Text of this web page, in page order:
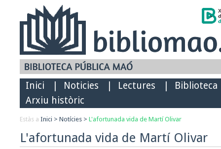
Inici Noticies Lectures
Biblioteca
Arxiu històric
Estàs a Inici > Notícies > L'afortunada vida de Martí Olivar
L'afortunada vida de Martí Olivar